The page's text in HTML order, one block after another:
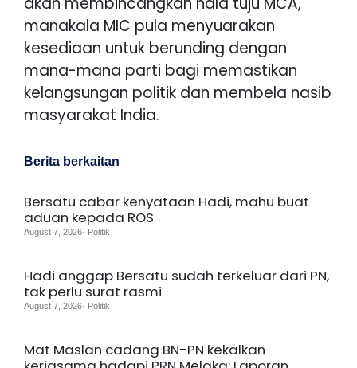
manakala MIC pula menyuarakan
kesediaan untuk berunding dengan
mana-mana parti bagi memastikan
kelangsungan politik dan membela nasib
masyarakat India.
Berita berkaitan
Bersatu cabar kenyataan Hadi, mahu buat
aduan kepada ROS
August 7, 2026· Politik
Hadi anggap Bersatu sudah terkeluar dari PN,
tak perlu surat rasmi
August 7, 2026· Politik
Mat Maslan cadang BN-PN kekalkan